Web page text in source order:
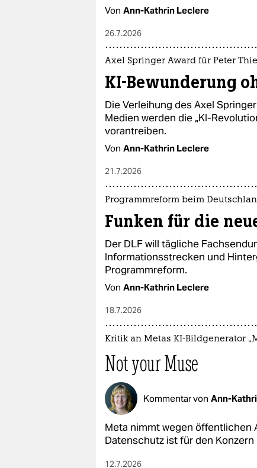
Von Ann-Kathrin Leclere
26.7.2026
Axel Springer Award für Peter
KI-Bewunderung
Die Verleihung des Axel
Medien werden die „KI-
vorantreiben.
Von Ann-Kathrin Leclere
21.7.2026
Programmreform beim
Funken für die
Der DLF will tägliche
Informationsstrecken und
Programmreform.
Von Ann-Kathrin Leclere
18.7.2026
Kritik an Metas KI-Bildgenerator
Not your Muse
Kommentar von Ann-
Meta nimmt wegen öffentlichen
Datenschutz ist für den
12.7.2026